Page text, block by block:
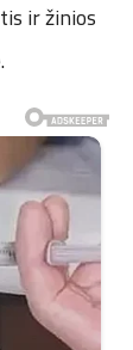
ir žinios